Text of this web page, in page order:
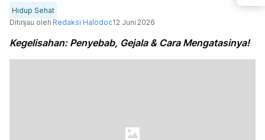
Hidup Sehat
Ditinjau oleh Redaksi Halodoc12 Juni 2026
Kegelisahan: Penyebab, Gejala & Cara Mengatasinya!